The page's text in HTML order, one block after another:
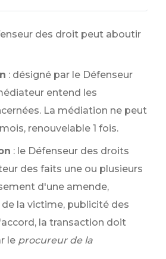
des droit peut aboutir
: désigné par le Défenseur
entend les
La médiation ne peut
renouvelable 1 fois.
: le Défenseur des droits
des faits une ou plusieurs
d'une amende,
la victime, publicité des
la transaction doit
le procureur de la